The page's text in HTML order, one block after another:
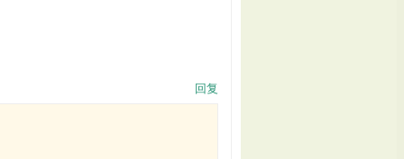
回复